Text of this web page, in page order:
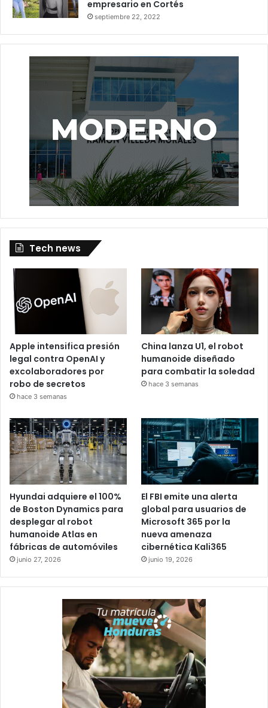
empresario en Cortés
septiembre 22, 2022
Tech news
Apple intensifica presión
legal contra OpenAI y
excolaboradores por
robo de secretos
hace 3 semanas
China lanza U1, el robot
humanoide diseñado
para combatir la soledad
hace 3 semanas
Hyundai adquiere el 100%
de Boston Dynamics para
desplegar al robot
humanoide Atlas en
fábricas de automóviles
junio 27, 2026
El FBI emite una alerta
global para usuarios de
Microsoft 365 por la
nueva amenaza
cibernética Kali365
junio 19, 2026